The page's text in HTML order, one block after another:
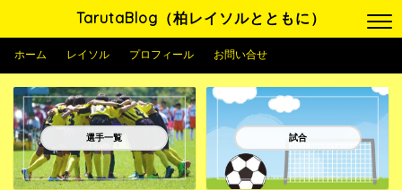
TarutaBlog（柏レイソルとともに）
ホーム レイソル プロフィール お問い合せ
選手一覧 試合